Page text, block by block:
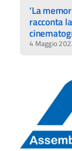
‘La
racconta
4 Maggio